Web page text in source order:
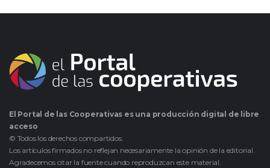
El Portal de las Cooperativas es una producción digital de libre
acceso
© Todos los derechos compartidos.
Los artículos firmados no reflejan necesariamente la opinión de la editorial.
Agradecemos citar la fuente cuando reproduzcan este material.